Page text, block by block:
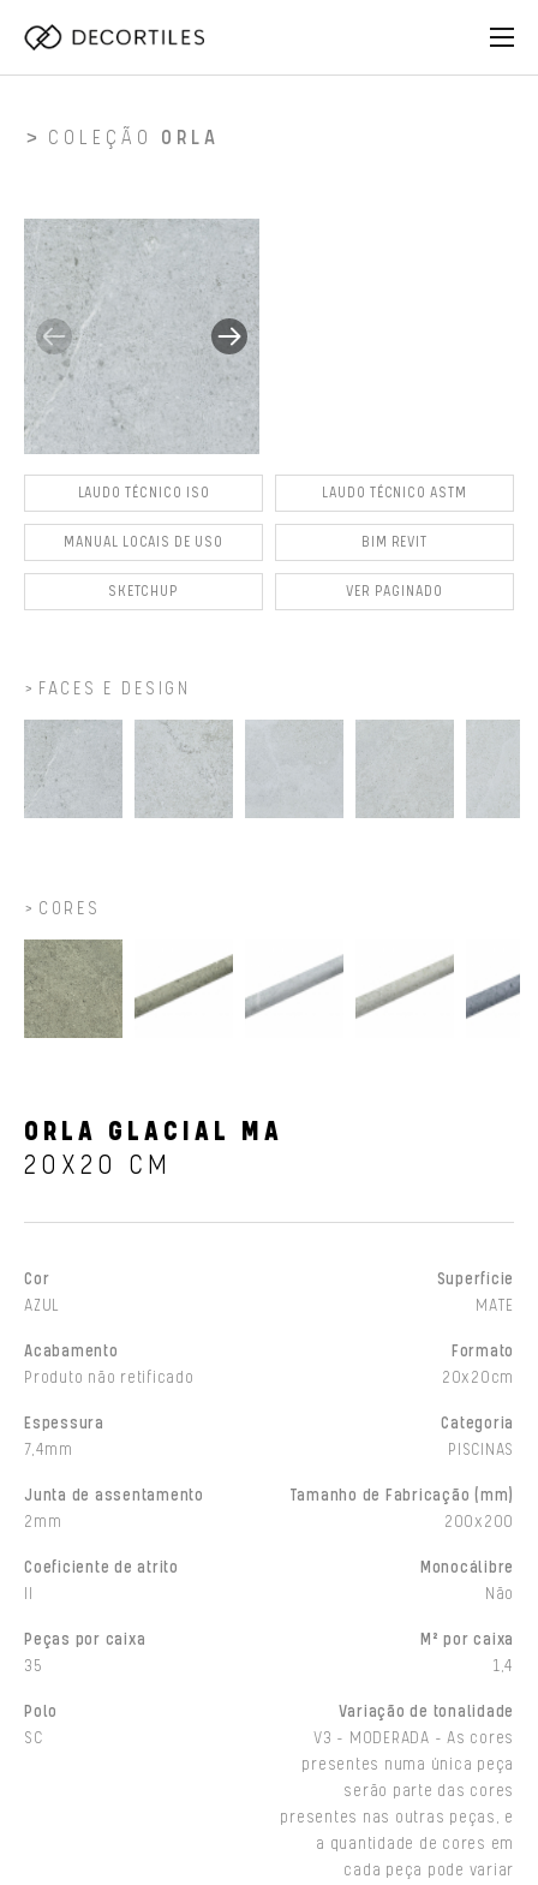
COLEÇÃO ORLA
LAUDO TÉCNICO ISO LAUDO TÉCNICO ASTM
MANUAL LOCAIS DE USO BIM REVIT
SKETCHUP VER PAGINADO
FACES E DESIGN
CORES
ORLA GLACIAL MA
20X20 CM
Cor
AZUL
Superfície
MATE
Acabamento
Produto não retificado
Formato
20x20cm
Espessura
7,4mm
Categoria
PISCINAS
Junta de assentamento
2mm
Tamanho de Fabricação (mm)
200x200
Coeficiente de atrito
Monocálibre
Não
Peças por caixa
35
M² por caixa
1,4
Polo
SC
Variação de tonalidade
V3 - MODERADA - As cores
presentes numa única peça
serão parte das cores
presentes nas outras peças, e
a quantidade de cores em
cada peça pode variar